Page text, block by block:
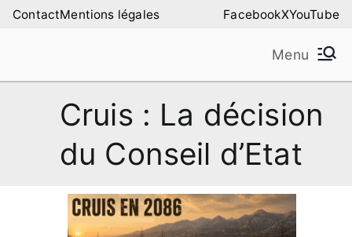
AllerContactMentions légales FacebookXYouTube
Amilure – Les Amis
de la Montagne de
Lure
Menu
Cruis : La décision
du Conseil d’Etat